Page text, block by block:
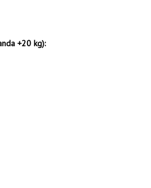
+20 kg):